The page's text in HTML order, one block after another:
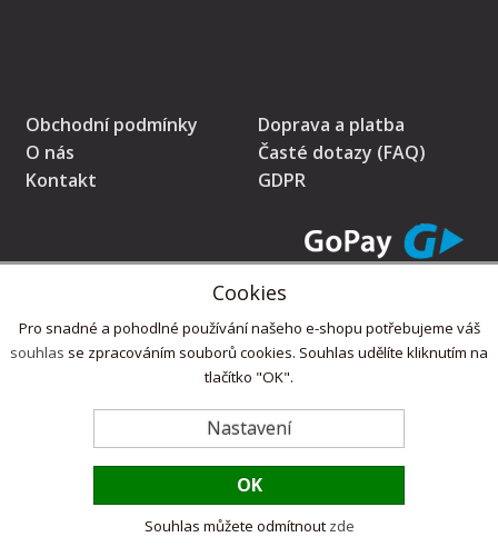
Cookies
Pro snadné a pohodlné používání našeho e-shopu potřebujeme váš
souhlas se zpracováním souborů cookies. Souhlas udělíte kliknutím na
tlačítko "OK".
Nastavení
OK
Souhlas můžete odmítnout zde
Obchodní podmínky
O nás
Kontakt
Doprava a platba
Časté dotazy (FAQ)
GDPR